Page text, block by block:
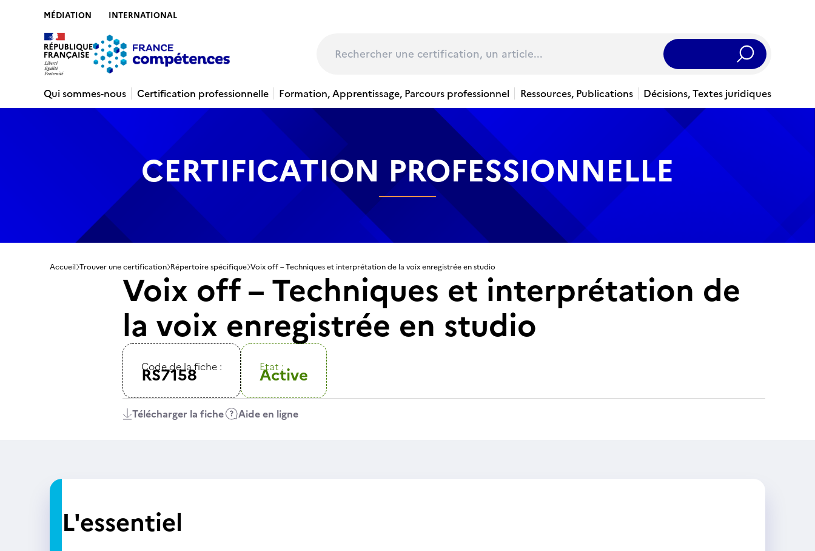
MÉDIATION INTERNATIONAL
Rechercher
Qui sommes-nous
Certification professionnelle Formation, Apprentissage, Parcours professionnel Ressources, Publications Décisions, Textes juridiques
CERTIFICATION PROFESSIONNELLE
Accueil Trouver une certification Répertoire spécifique Voix off – Techniques et interprétation de la voix enregistrée en studio
Voix off – Techniques et interprétation de
la voix enregistrée en studio
Code de la fiche :
RS7158 Etat :
Active
Télécharger la fiche Aide en ligne
L'essentiel